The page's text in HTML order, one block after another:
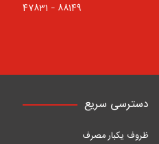
88149 – 47831
دسترسی سریع
ظروف یکبار مصرف